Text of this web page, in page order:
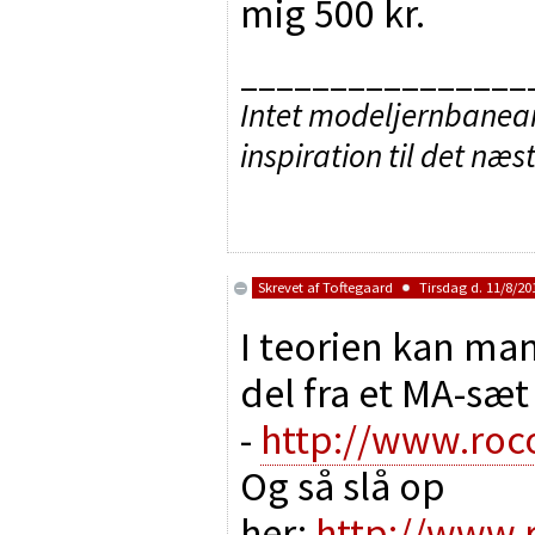
mig 500 kr.
Intet
inspiration til det
Skrevet afToftegaard Tirsdag d. 11/8/
I teorien kan
del fra et MA-sæt
- http://
Og så slå op